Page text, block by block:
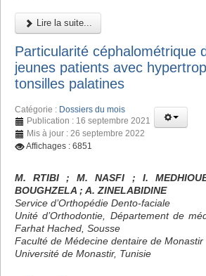
Lire la suite...
Particularité céphalométrique
jeunes patients avec
tonsilles palatines
Catégorie : Dossiers du mois
Publication : 16 septembre 2021
Mis à jour : 26 septembre 2022
Affichages : 6851
M. RTIBI ; M. NASFI ; I.
BOUGHZELA ; A. ZINELABIDINE
Service d’Orthopédie Dento-faciale
Unité d’Orthodontie, Département de
Farhat Hached, Sousse
Faculté de Médecine dentaire de Monastir
Université de Monastir, Tunisie